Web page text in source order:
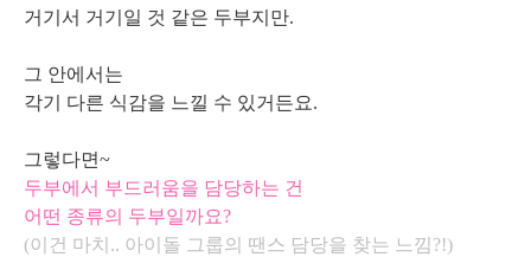
거기서 거기일 것 같은 두부지만.
그 안에서는
각기 다른 식감을 느낄 수 있거든요.
그렇다면~
두부에서 부드러움을 담당하는 건
어떤 종류의 두부일까요?
(이건 마치.. 아이돌 그룹의 땐스 담당을 찾는 느낌?!)